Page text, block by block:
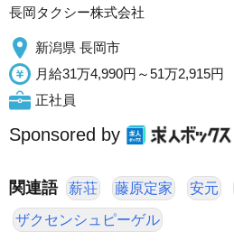
長岡タクシー株式会社
新潟県 長岡市
月給31万4,990円～51万2,915円
正社員
Sponsored by
関連語 薪荘 藤原定家 安元
ザクセンシュピーゲル